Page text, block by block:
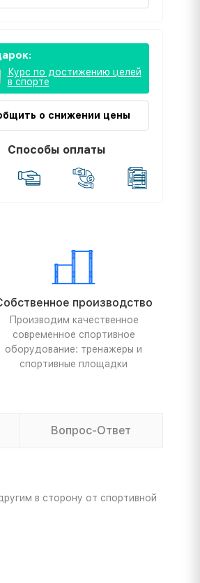
Курс по достижению целей
в спорте
о снижении цены
Способы оплаты
производство
Производим качественное
современное спортивное
оборудование: тренажеры и
спортивные площадки
Вопрос-Ответ
в сторону от спортивной